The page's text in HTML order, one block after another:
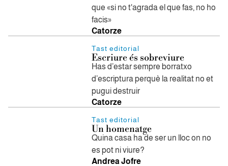
que «si no t'agrada el que fas, no ho
facis»
Catorze
Tast editorial
Escriure és sobreviure
Has d’estar sempre borratxo
d’escriptura perquè la realitat no et
pugui destruir
Catorze
Tast editorial
Un homenatge
Quina casa ha de ser un lloc on no
es pot ni viure?
Andrea Jofre